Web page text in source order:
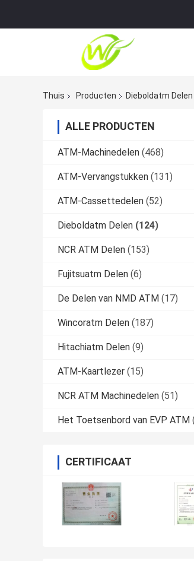
Thuis
Producten Dieboldatm Delen
ALLE PRODUCTEN
ATM-Machinedelen (468)
ATM-Vervangstukken (131)
ATM-Cassettedelen (52)
Dieboldatm Delen (124)
NCR ATM Delen (153)
Fujitsuatm Delen (6)
De Delen van NMD ATM (17)
Wincoratm Delen (187)
Hitachiatm Delen (9)
ATM-Kaartlezer (15)
NCR ATM Machinedelen (51)
Het Toetsenbord van EVP ATM
CERTIFICAAT